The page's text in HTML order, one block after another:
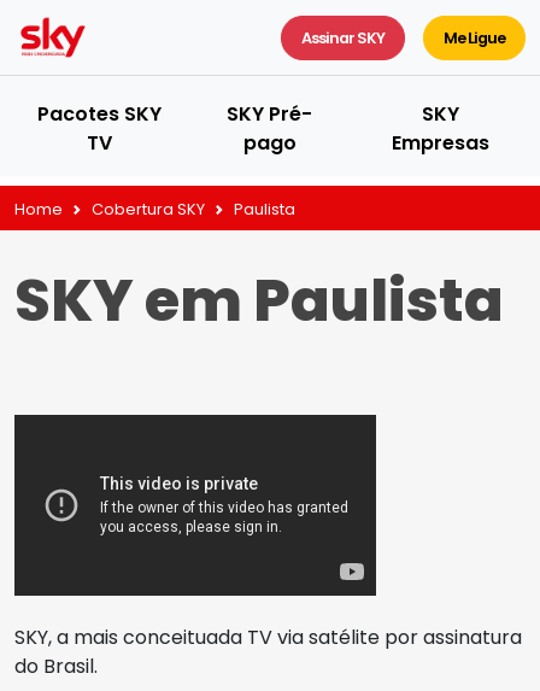
Assinar SKY Me Ligue
Pacotes SKY
TV
SKY Pré-
pago
SKY
Empresas
Home Cobertura SKY Paulista
SKY em Paulista
SKY, a mais conceituada TV via satélite por assinatura
do Brasil.